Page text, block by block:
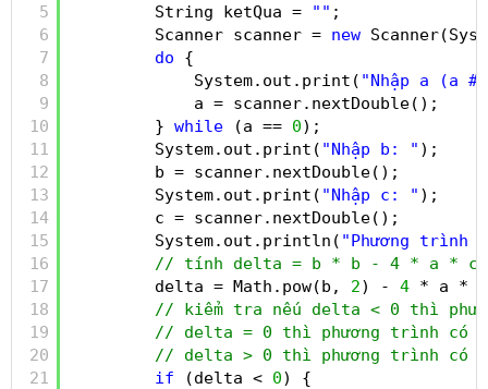
5
6
7
8
9
10
11
12
13
14
15
16
17
18
19
20
21
String ketQua =
"" ;
Scanner scanner = new
do
{
System.out.print( "Nhập a (a
a = scanner.nextDouble();
} while (a == 0);
System.out.print( "Nhập b: " );
b = scanner.nextDouble();
System.out.print( "Nhập c: " );
c = scanner.nextDouble();
System.out.println( "Phương trình
// tính delta = b * b - 4 * a * c;
delta = Math.pow(b, 2) - 4 * a *
// kiểm tra nếu delta < 0 thì
// delta = 0 thì phương trình có
// delta > 0 thì phương trình có 2
if
(delta < 0) {